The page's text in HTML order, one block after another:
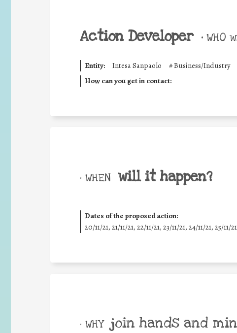
Action Developer • WHO
Entity: Intesa Sanpaolo #Business/Industry
How can you get in contact:
• WHEN will it happen?
Dates of the proposed action:
20/11/21, 21/11/21, 22/11/21, 23/11/21, 24/11/21, 25/11/
• WHY join hands and